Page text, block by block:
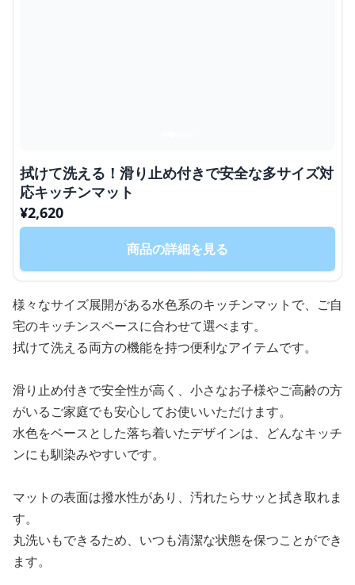
拭けて洗える！滑り止め付きで安全な多サイズ対
応キッチンマット
¥2,620
商品の詳細を見る
様々なサイズ展開がある水色系のキッチンマットで、ご自
宅のキッチンスペースに合わせて選べます。
拭けて洗える両方の機能を持つ便利なアイテムです。
滑り止め付きで安全性が高く、小さなお子様やご高齢の方
がいるご家庭でも安心してお使いいただけます。
水色をベースとした落ち着いたデザインは、どんなキッチ
ンにも馴染みやすいです。
マットの表面は撥水性があり、汚れたらサッと拭き取れま
す。
丸洗いもできるため、いつも清潔な状態を保つことができ
ます。